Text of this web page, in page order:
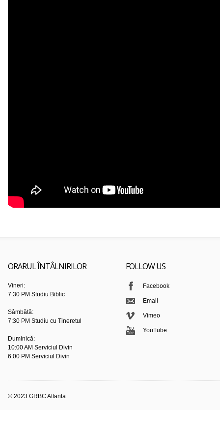
ORARUL ÎNTÂLNIRILOR
Vineri:
7:30 PM Studiu Biblic
Sâmbătă:
7:30 PM Studiu cu Tineretul
Duminică:
10:00 AM Serviciul Divin
6:00 PM Serviciul Divin
FOLLOW US
Facebook
Email
Vimeo
YouTube
© 2023 GRBC Atlanta